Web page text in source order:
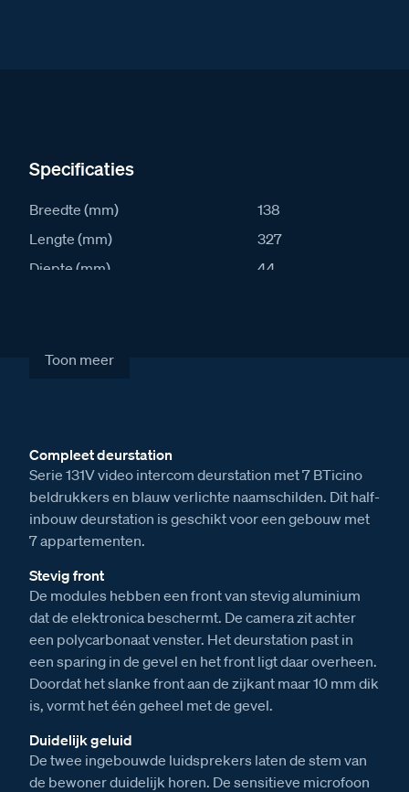
Specificaties
Breedte (mm)
138
Lengte (mm)
327
Diepte (mm)
44
Stroomafname in rust (mA)
Verkoopprijs excl. BTW
Toon meer
Compleet deurstation
Serie 131V video intercom deurstation met 7 BTicino
beldrukkers en blauw verlichte naamschilden. Dit half-
inbouw deurstation is geschikt voor een gebouw met
7 appartementen.
Stevig front
De modules hebben een front van stevig aluminium
dat de elektronica beschermt. De camera zit achter
een polycarbonaat venster. Het deurstation past in
een sparing in de gevel en het front ligt daar overheen.
Doordat het slanke front aan de zijkant maar 10 mm dik
is, vormt het één geheel met de gevel.
Duidelijk geluid
De twee ingebouwde luidsprekers laten de stem van
de bewoner duidelijk horen. De sensitieve microfoon